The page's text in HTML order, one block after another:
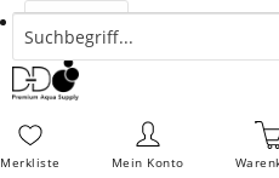
Suchen
Merkliste Mein Konto
Bestellungen